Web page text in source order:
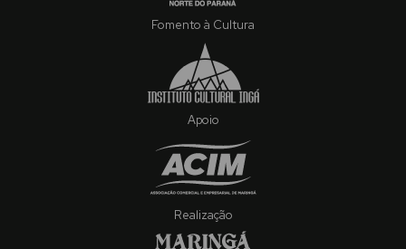
Fomento à Cultura
Apoio
Realização